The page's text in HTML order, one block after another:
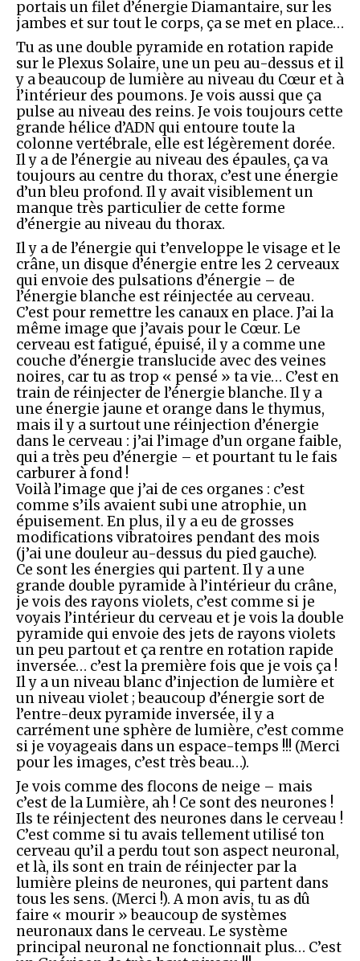
portais un filet d’énergie Diamantaire, sur les
jambes et sur tout le corps, ça se met en place…
Tu as une double pyramide en rotation rapide
sur le Plexus Solaire, une un peu au-dessus et il
y a beaucoup de lumière au niveau du Cœur et à
l’intérieur des poumons. Je vois aussi que ça
pulse au niveau des reins. Je vois toujours cette
grande hélice d’ADN qui entoure toute la
colonne vertébrale, elle est légèrement dorée.
Il y a de l’énergie au niveau des épaules, ça va
toujours au centre du thorax, c’est une énergie
d’un bleu profond. Il y avait visiblement un
manque très particulier de cette forme
d’énergie au niveau du thorax.
Il y a de l’énergie qui t’enveloppe le visage et le
crâne, un disque d’énergie entre les 2 cerveaux
qui envoie des pulsations d’énergie – de
l’énergie blanche est réinjectée au cerveau.
C’est pour remettre les canaux en place. J’ai la
même image que j’avais pour le Cœur. Le
cerveau est fatigué, épuisé, il y a comme une
couche d’énergie translucide avec des veines
noires, car tu as trop « pensé » ta vie… C’est en
train de réinjecter de l’énergie blanche. Il y a
une énergie jaune et orange dans le thymus,
mais il y a surtout une réinjection d’énergie
dans le cerveau : j’ai l’image d’un organe faible,
qui a très peu d’énergie – et pourtant tu le fais
carburer à fond !
Voilà l’image que j’ai de ces organes : c’est
comme s’ils avaient subi une atrophie, un
épuisement. En plus, il y a eu de grosses
modifications vibratoires pendant des mois
(j’ai une douleur au-dessus du pied gauche).
Ce sont les énergies qui partent. Il y a une
grande double pyramide à l’intérieur du crâne,
je vois des rayons violets, c’est comme si je
voyais l’intérieur du cerveau et je vois la double
pyramide qui envoie des jets de rayons violets
un peu partout et ça rentre en rotation rapide
inversée… c’est la première fois que je vois ça !
Il y a un niveau blanc d’injection de lumière et
un niveau violet ; beaucoup d’énergie sort de
l’entre-deux pyramide inversée, il y a
carrément une sphère de lumière, c’est comme
si je voyageais dans un espace-temps !!! (Merci
pour les images, c’est très beau…).
Je vois comme des flocons de neige – mais
c’est de la Lumière, ah ! Ce sont des neurones !
Ils te réinjectent des neurones dans le cerveau !
C’est comme si tu avais tellement utilisé ton
cerveau qu’il a perdu tout son aspect neuronal,
et là, ils sont en train de réinjecter par la
lumière pleins de neurones, qui partent dans
tous les sens. (Merci !). A mon avis, tu as dû
faire « mourir » beaucoup de systèmes
neuronaux dans le cerveau. Le système
principal neuronal ne fonctionnait plus… C’est